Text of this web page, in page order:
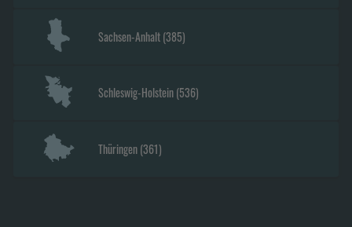
Sachsen-Anhalt(385)
Schleswig-Holstein(536)
Thüringen(361)